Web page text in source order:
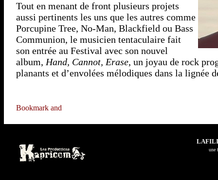
Tout en menant de front plusieurs projets
aussi pertinents les uns que les autres comme
Porcupine Tree, No-Man, Blackfield ou Bass
Communion, le musicien tentaculaire fait
son entrée au Festival avec son nouvel
album, Hand, Cannot, Erase, un joyau de rock
planants et d’envolées mélodiques dans la lignée
une